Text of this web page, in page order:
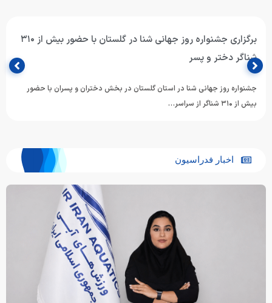
برگزاری جشنواره روز جهانی شنا در گلستان با حضور بیش از ۳۱۰
شناگر دختر و پسر
جشنواره روز جهانی شنا در استان گلستان در بخش دختران و پسران با حضور
بیش از ۳۱۰ شناگر از سراسر…
اخبار فدراسیون